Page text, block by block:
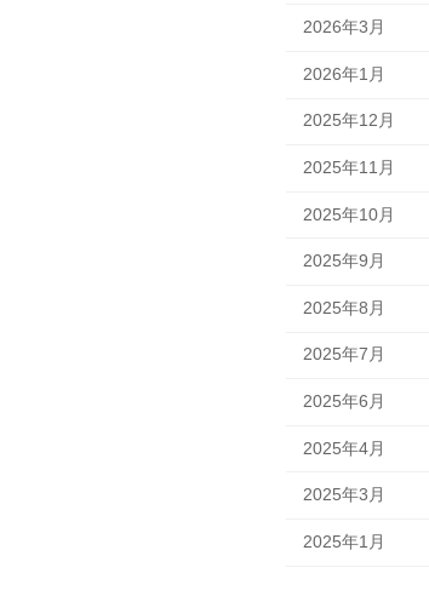
2026年3月
2026年1月
2025年12月
2025年11月
2025年10月
2025年9月
2025年8月
2025年7月
2025年6月
2025年4月
2025年3月
2025年1月